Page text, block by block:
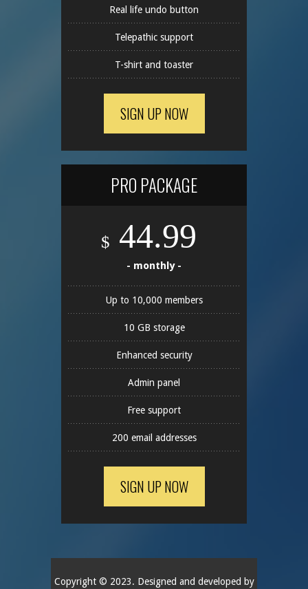
Real life undo button
Telepathic support
T-shirt and toaster
SIGN UP NOW
PRO PACKAGE
$ 44.99
- monthly -
Up to 10,000 members
10 GB storage
Enhanced security
Admin panel
Free support
200 email addresses
SIGN UP NOW
Copyright © 2023. Designed and developed by